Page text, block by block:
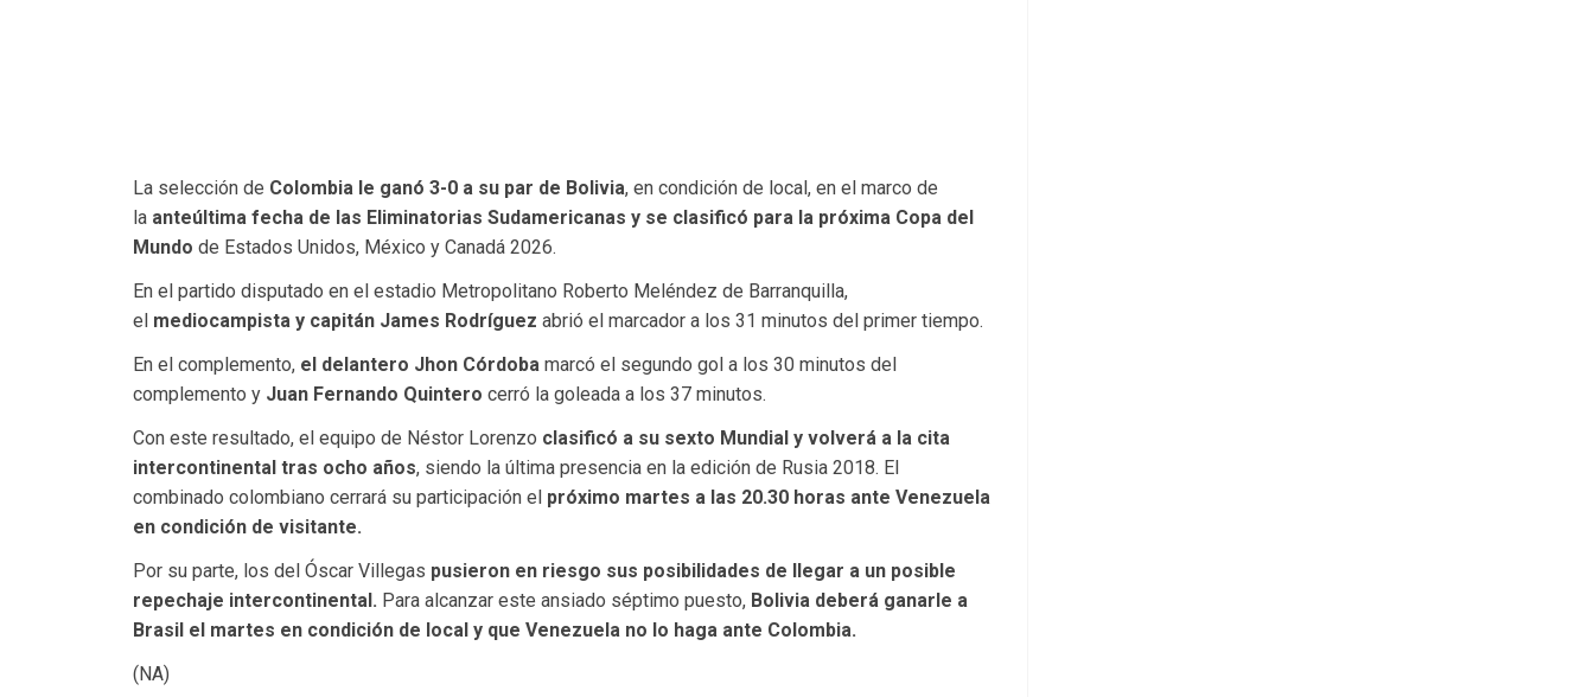
La selección de Colombia le ganó 3-0 a su par de Bolivia, en condición de local, en el marco de
la anteúltima fecha de las Eliminatorias Sudamericanas y se clasificó para la próxima Copa del
Mundo de Estados Unidos, México y Canadá 2026.
En el partido disputado en el estadio Metropolitano Roberto Meléndez de Barranquilla,
el mediocampista y capitán James Rodríguez abrió el marcador a los 31 minutos del primer tiempo.
En el complemento, el delantero Jhon Córdoba marcó el segundo gol a los 30 minutos del
complemento y Juan Fernando Quintero cerró la goleada a los 37 minutos.
Con este resultado, el equipo de Néstor Lorenzo clasificó a su sexto Mundial y volverá a la cita
intercontinental tras ocho años, siendo la última presencia en la edición de Rusia 2018. El
combinado colombiano cerrará su participación el próximo martes a las 20.30 horas ante Venezuela
en condición de visitante.
Por su parte, los del Óscar Villegas pusieron en riesgo sus posibilidades de llegar a un posible
repechaje intercontinental. Para alcanzar este ansiado séptimo puesto, Bolivia deberá ganarle a
Brasil el martes en condición de local y que Venezuela no lo haga ante Colombia.
(NA)